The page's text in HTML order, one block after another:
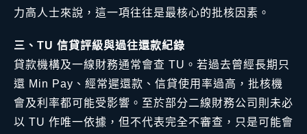
力高人士來說，這一項往往是最核心的批核因素。
三、TU 信貸評級與過往還款紀錄
貸款機構及一線財務通常會查 TU。若過去曾經長期只
還 Min Pay、經常遲還款、信貸使用率過高，批核機
會及利率都可能受影響。至於部分二線財務公司則未必
以 TU 作唯一依據，但不代表完全不審查，只是可能會